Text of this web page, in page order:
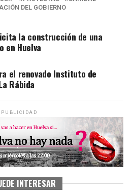
DEL GOBIERNO
la construcción de una
en Huelva
el renovado Instituto de
Rábida
PUBLICIDAD
INTERESAR